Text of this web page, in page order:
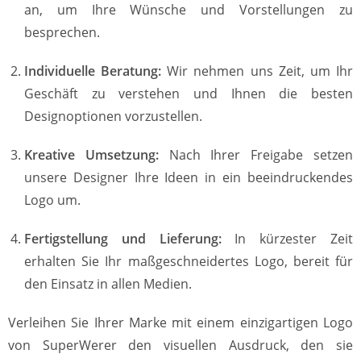
an, um Ihre Wünsche und Vorstellungen zu
besprechen.
Individuelle Beratung: Wir nehmen uns Zeit, um Ihr
Geschäft zu verstehen und Ihnen die besten
Designoptionen vorzustellen.
Kreative Umsetzung:Nach Ihrer Freigabe setzen
unsere Designer Ihre Ideen in ein beeindruckendes
Logo um.
Fertigstellung und Lieferung:In kürzester Zeit
erhalten Sie Ihr maßgeschneidertes Logo, bereit für
den Einsatz in allen Medien.
Verleihen Sie Ihrer Marke mit einem einzigartigen Logo
von SuperWerer den visuellen Ausdruck, den sie